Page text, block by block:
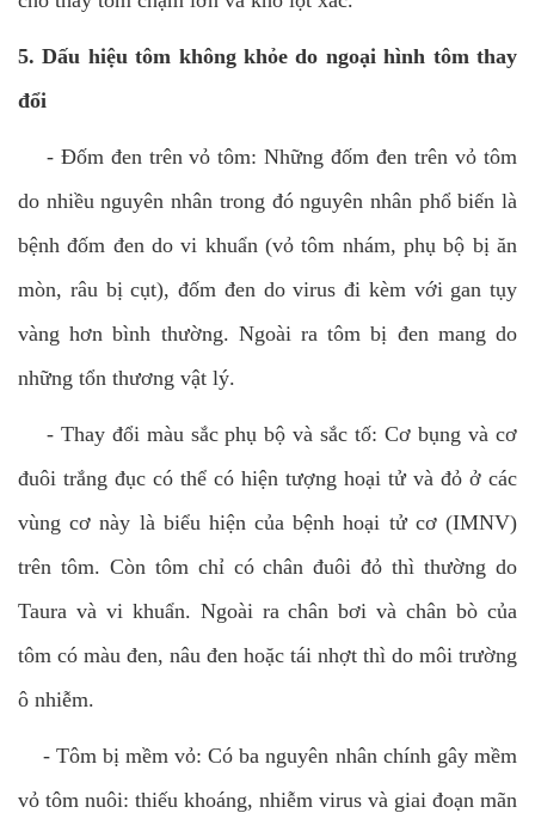
5. Dấu hiệu tôm không khỏe do ngoại hình tôm thay
đổi
- Đốm đen trên vỏ tôm: Những đốm đen trên vỏ tôm
do nhiều nguyên nhân trong đó nguyên nhân phổ biến là
bệnh đốm đen do vi khuẩn (vỏ tôm nhám, phụ bộ bị ăn
mòn, râu bị cụt), đốm đen do virus đi kèm với gan tụy
vàng hơn bình thường. Ngoài ra tôm bị đen mang do
những tổn thương vật lý.
- Thay đổi màu sắc phụ bộ và sắc tố: Cơ bụng và cơ
đuôi trắng đục có thể có hiện tượng hoại tử và đỏ ở các
vùng cơ này là biểu hiện của bệnh hoại tử cơ (IMNV)
trên tôm. Còn tôm chỉ có chân đuôi đỏ thì thường do
Taura và vi khuẩn. Ngoài ra chân bơi và chân bò của
tôm có màu đen, nâu đen hoặc tái nhợt thì do môi trường
ô nhiễm.
- Tôm bị mềm vỏ: Có ba nguyên nhân chính gây mềm
vỏ tôm nuôi: thiếu khoáng, nhiễm virus và giai đoạn mãn